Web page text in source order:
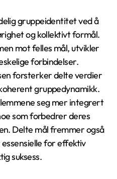
gruppeidentitet ved å
og kollektivt formål.
mot felles mål, utvikler
forbindelser.
forsterker delte verdier
gruppedynamikk.
seg mer integrert
som forbedrer deres
Delte mål fremmer også
for effektiv
suksess.